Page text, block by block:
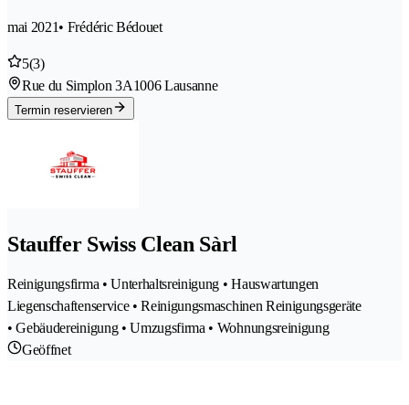
mai 2021• Frédéric Bédouet
5(3)
Rue du Simplon 3A1006 Lausanne
Termin reservieren
Stauffer Swiss Clean Sàrl
Reinigungsfirma • Unterhaltsreinigung • Hauswartungen
Liegenschaftenservice • Reinigungsmaschinen Reinigungsgeräte
• Gebäudereinigung • Umzugsfirma • Wohnungsreinigung
Geöffnet